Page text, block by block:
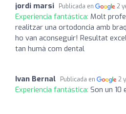
jordi marsi Publicada en 2
Experiencia fantástica: Molt
realitzar una ortodoncia amb
ho van aconseguir! Resultat
tan humà com dental
Ivan Bernal Publicada en 2
Experiencia fantástica: Son un 10